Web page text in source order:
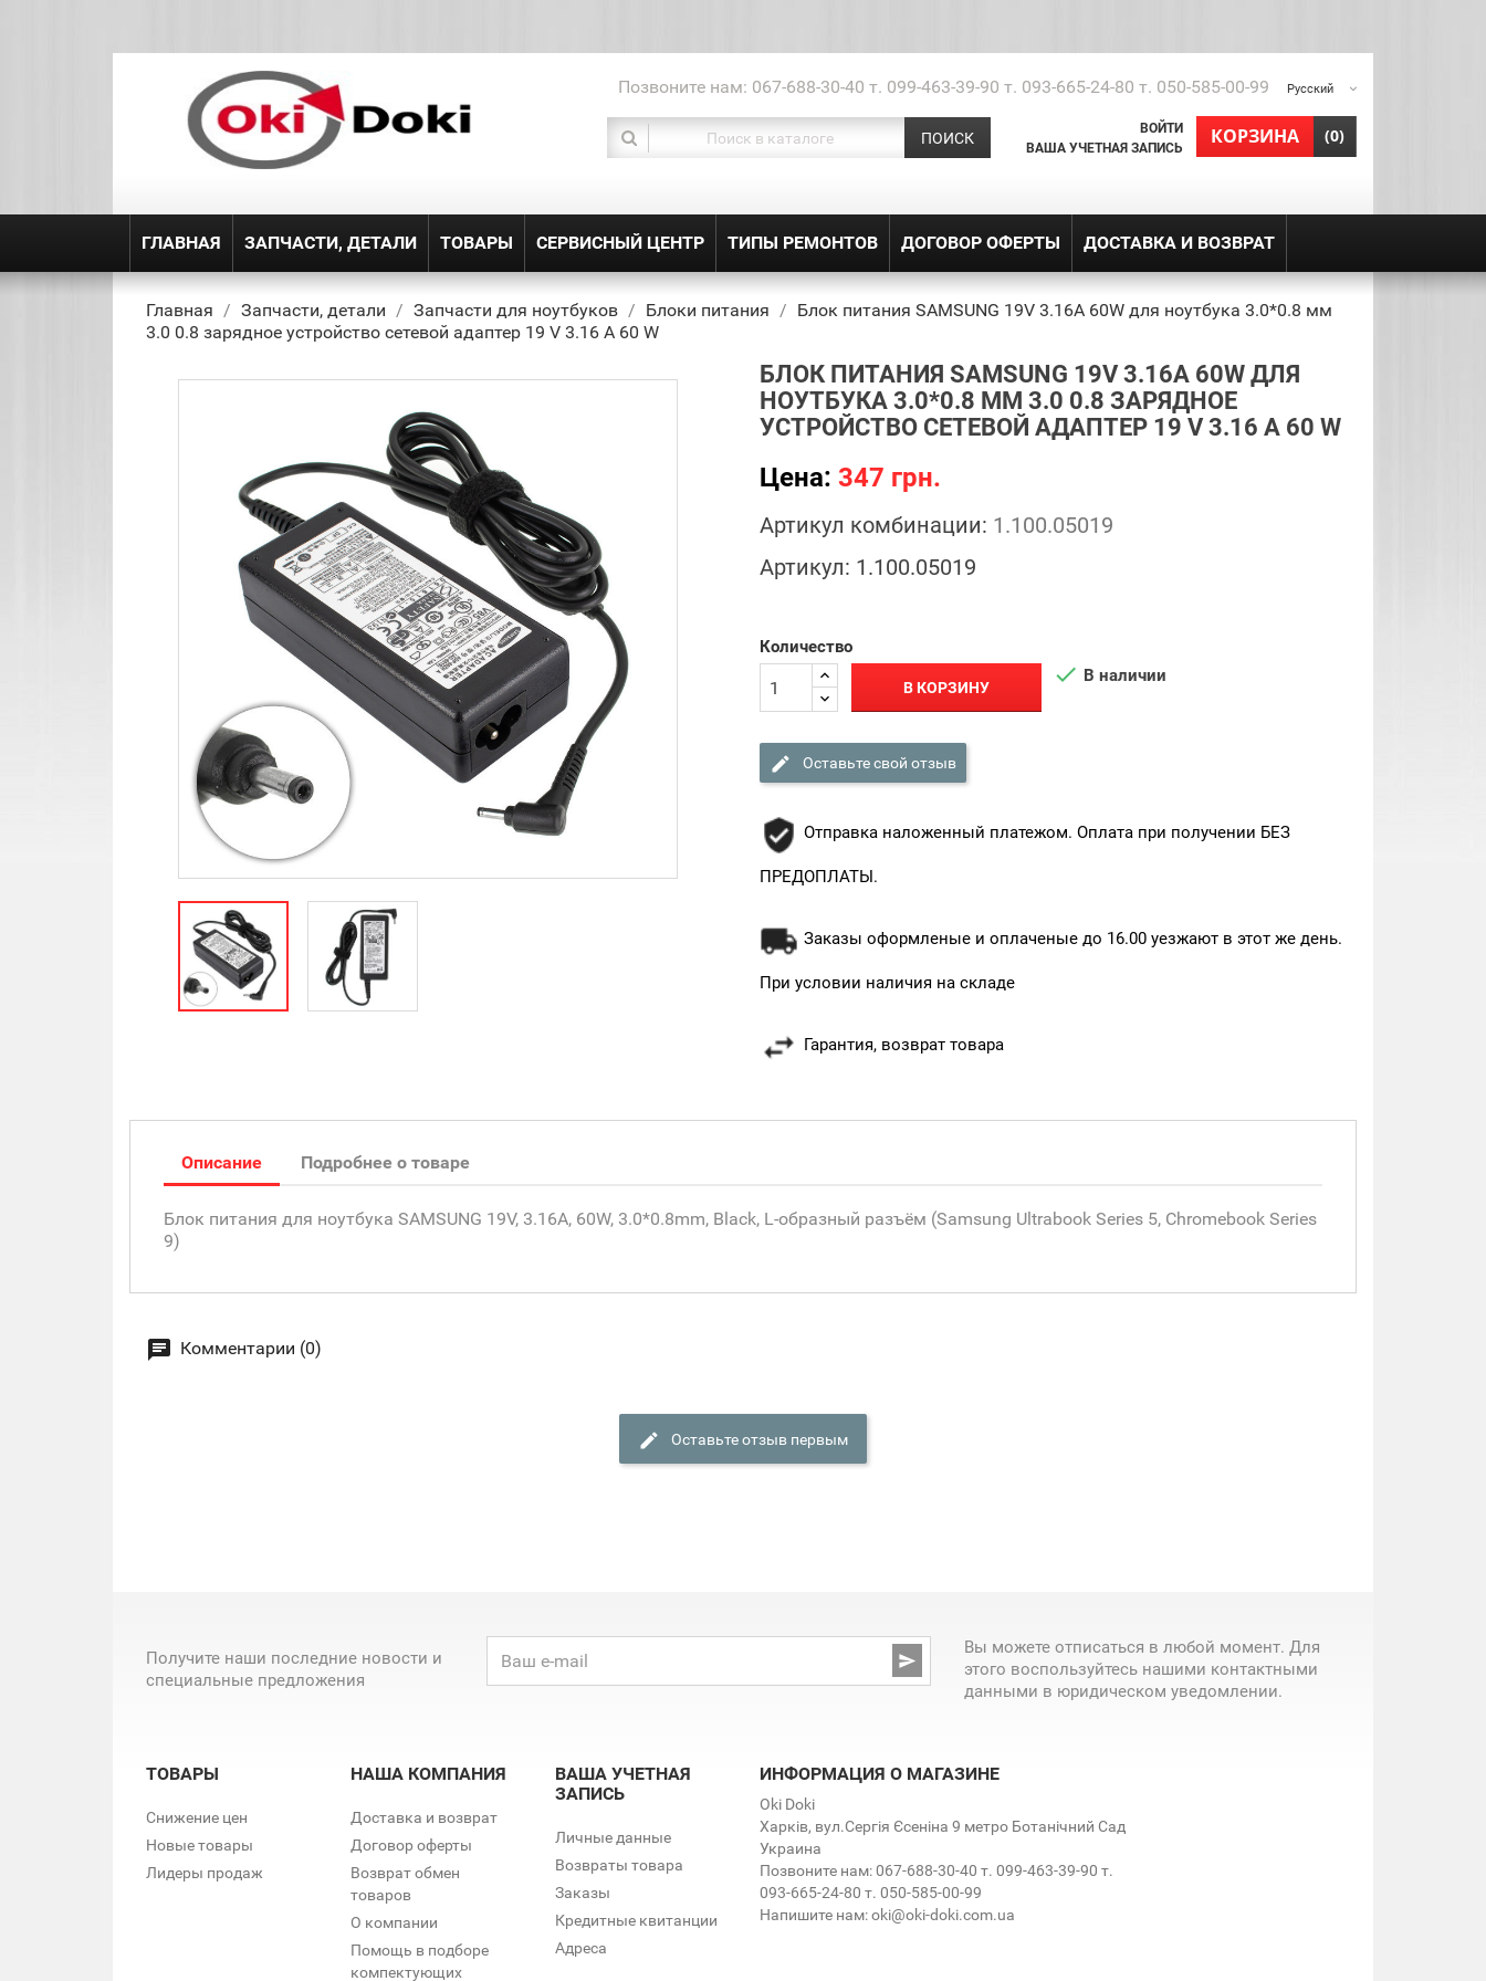
Русский
Позвоните нам: 067-688-30-40 т. 099-463-39-90 т. 093-665-24-80 т. 050-585-00-99
КОРЗИНА
shopping_cart (0)
ВОЙТИ
ВАША УЧЕТНАЯ ЗАПИСЬ
ПОИСК
ГЛАВНАЯ ЗАПЧАСТИ, ДЕТАЛИ ТОВАРЫ СЕРВИСНЫЙ ЦЕНТР ТИПЫ РЕМОНТОВ ДОГОВОР ОФЕРТЫ ДОСТАВКА И ВОЗВРАТ
Главная Запчасти, детали Запчасти для ноутбуков Блоки питания
Блок питания SAMSUNG 19V 3.16A 60W для ноутбука 3.0*0.8 мм
3.0 0.8 зарядное устройство сетевой адаптер 19 V 3.16 A 60 W
БЛОК ПИТАНИЯ SAMSUNG 19V 3.16A 60W ДЛЯ
НОУТБУКА 3.0*0.8 ММ 3.0 0.8 ЗАРЯДНОЕ
УСТРОЙСТВО СЕТЕВОЙ АДАПТЕР 19 V 3.16 A 60 W
Цена: 347 грн.
Артикул комбинации: 1.100.05019
Артикул: 1.100.05019
Количество
В КОРЗИНУ  В наличии
Оставьте свой отзыв
Отправка наложенный платежом. Оплата при получении БЕЗ
ПРЕДОПЛАТЫ.
Заказы оформленые и оплаченые до 16.00 уезжают в этот же день.
При условии наличия на складе
Гарантия, возврат товара
Описание Подробнее о товаре
Блок питания для ноутбука SAMSUNG 19V, 3.16A, 60W, 3.0*0.8mm, Black, L-образный разъём (Samsung Ultrabook Series 5, Chromebook Series
9)
Комментарии (0)
Оставьте отзыв первым
Получите наши последние новости и
специальные предложения

Вы можете отписаться в любой момент. Для
этого воспользуйтесь нашими контактными
данными в юридическом уведомлении.
ТОВАРЫ
Снижение цен
Новые товары
Лидеры продаж
НАША КОМПАНИЯ
Доставка и возврат
Договор оферты
Возврат обмен
товаров
О компании
Помощь в подборе
компектующих
ВАША УЧЕТНАЯ
ЗАПИСЬ
Личные данные
Возвраты товара
Заказы
Кредитные квитанции
Адреса
ИНФОРМАЦИЯ О МАГАЗИНЕ
Oki Doki
Харків, вул.Сергія Єсеніна 9 метро Ботанічний Сад
Украина
Позвоните нам:067-688-30-40 т. 099-463-39-90 т.
093-665-24-80 т. 050-585-00-99
Напишите нам:oki@oki-doki.com.ua